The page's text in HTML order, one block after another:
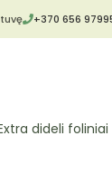
+370 656
dideli